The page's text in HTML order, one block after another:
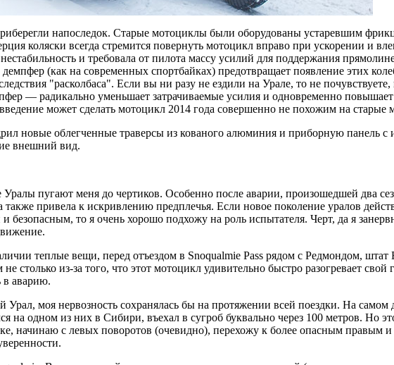
напоследок. Старые мотоциклы были оборудованы устаревшим
коляски всегда стремится повернуть мотоцикл вправо при ускорении и
и требовала от пилота массу усилий для поддержания
(как на современных спортбайках) предотвращает появление этих
"расколбаса". Если вы ни разу не ездили на Урале, то не почувствуете,
— радикально уменьшает затрачиваемые усилия и одновременно
может сделать мотоцикл 2014 года совершенно не похожим на старые
новые облегченные траверсы из кованого алюминия и приборную панель с
внешний вид.
пугают меня до чертиков. Особенно после аварии, произошедшей два
также привела к искривлению предплечья. Если новое поколение уралов
безопасным, то я очень хорошо подхожу на роль испытателя. Черт, да я
теплые вещи, перед отъездом в Snoqualmie Pass рядом с Редмондом,
столько из-за того, что этот мотоцикл удивительно быстро разогревает свой
в аварию.
Урал, моя нервозность сохранялась бы на протяжении всей поездки. На самом
на одном из них в Сибири, въехал в сугроб буквально через 100 метров. Но
начинаю с левых поворотов (очевидно), перехожу к более опасным правым и